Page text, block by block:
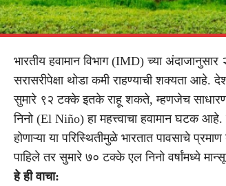
भारतीय हवामान विभाग (IMD) च्या अंदाजानुसार
सरासरीपेक्षा थोडा कमी राहण्याची शक्यता आहे.
सुमारे ९२ टक्के इतके राहू शकते, म्हणजेच
निनो (El Niño) हा महत्त्वाचा हवामान घटक आहे.
होणाऱ्या या परिस्थितीमुळे भारतात पावसाचे
पाहिले तर सुमारे ७० टक्के एल निनो वर्षांमध्ये
हे ही वाचा: